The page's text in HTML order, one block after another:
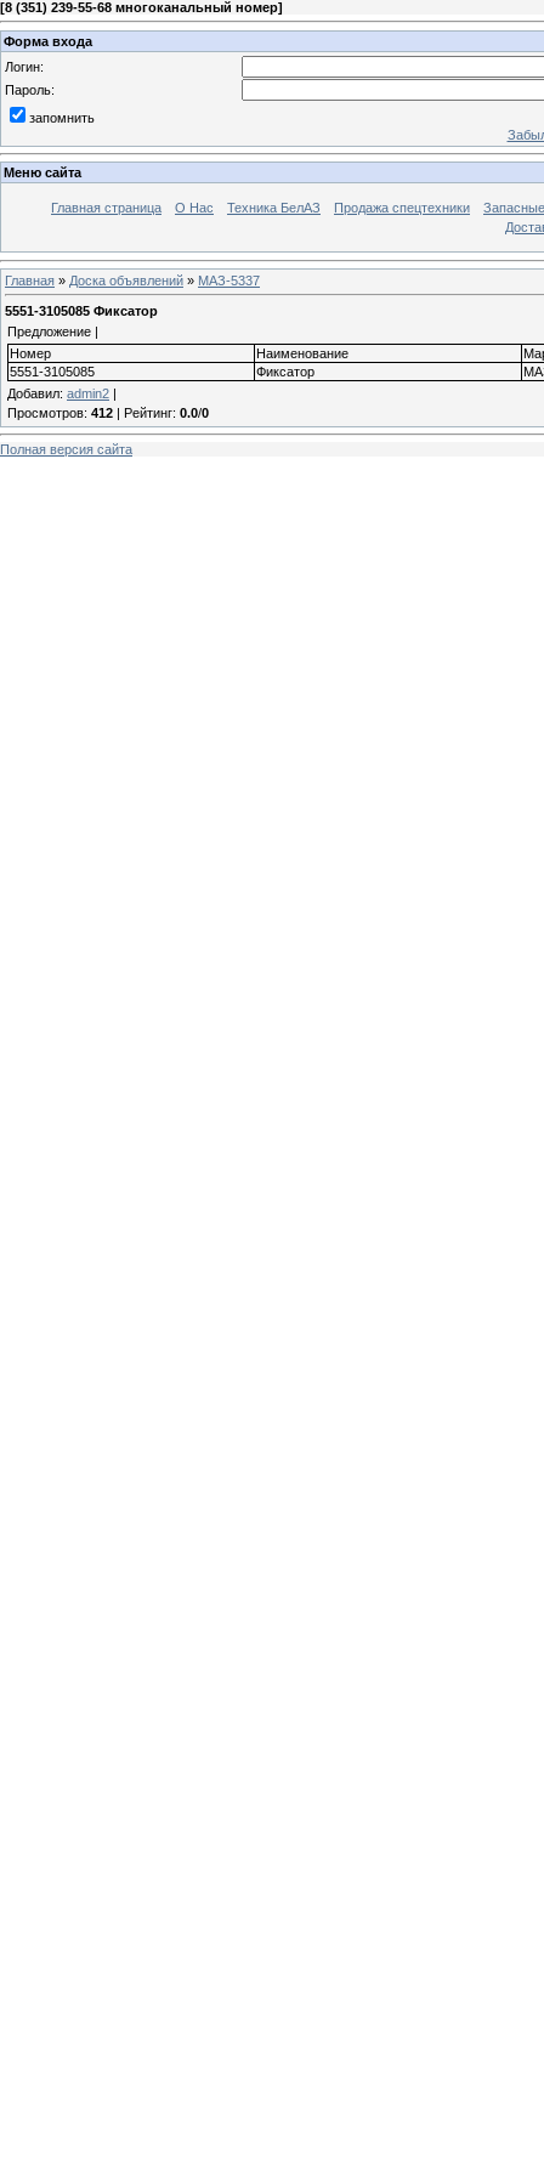
[8 (351) 239-55-68 многоканальный номер]
Форма входа
Логин:
Пароль:
запомнить
Меню сайта
Главная страница О Нас Техника БелАЗ Продажа спецтехники
Главная » Доска объявлений » МАЗ-5337
5551-3105085 Фиксатор
Предложение |
Номер
Наименование
5551-3105085
Фиксатор
Добавил: admin2 |
Просмотров: 412 | Рейтинг: 0.0/0
Полная версия сайта